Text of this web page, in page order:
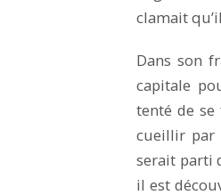
clamait
Dans son
capitale
tenté de
cueillir par
serait parti
il est